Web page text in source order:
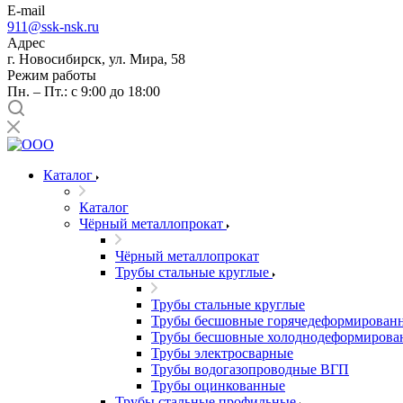
E-mail
911@ssk-nsk.ru
Адрес
г. Новосибирск, ул. Мира, 58
Режим работы
Пн. – Пт.: с 9:00 до 18:00
Каталог
Каталог
Чёрный металлопрокат
Чёрный металлопрокат
Трубы стальные круглые
Трубы стальные круглые
Трубы бесшовные
Трубы бесшовные
Трубы электросварные
Трубы водогазопроводные ВГП
Трубы оцинкованные